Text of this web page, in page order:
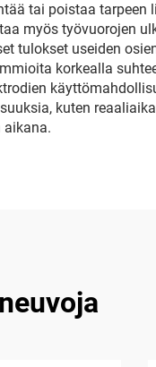
tai poistaa tarpeen
myös työvuorojen
tulokset useiden
korkealla
kuten
aikana.